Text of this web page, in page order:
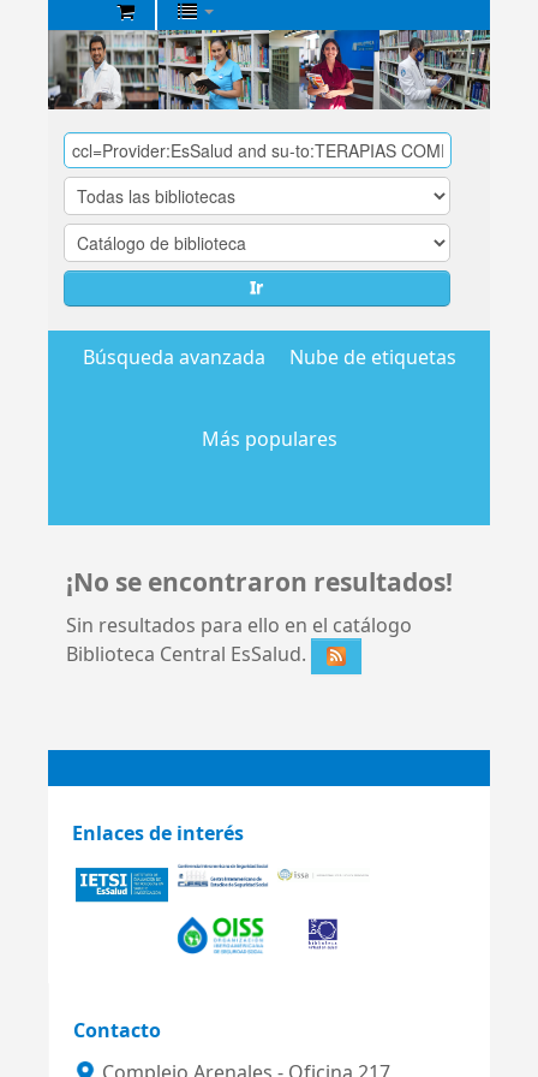
Biblioteca
Central
EsSalud
Ir
Búsqueda avanzada Nube de etiquetas
Más populares
¡No se encontraron resultados!
Sin resultados para ello en el catálogo
Biblioteca Central EsSalud.
Enlaces de interés
Contacto